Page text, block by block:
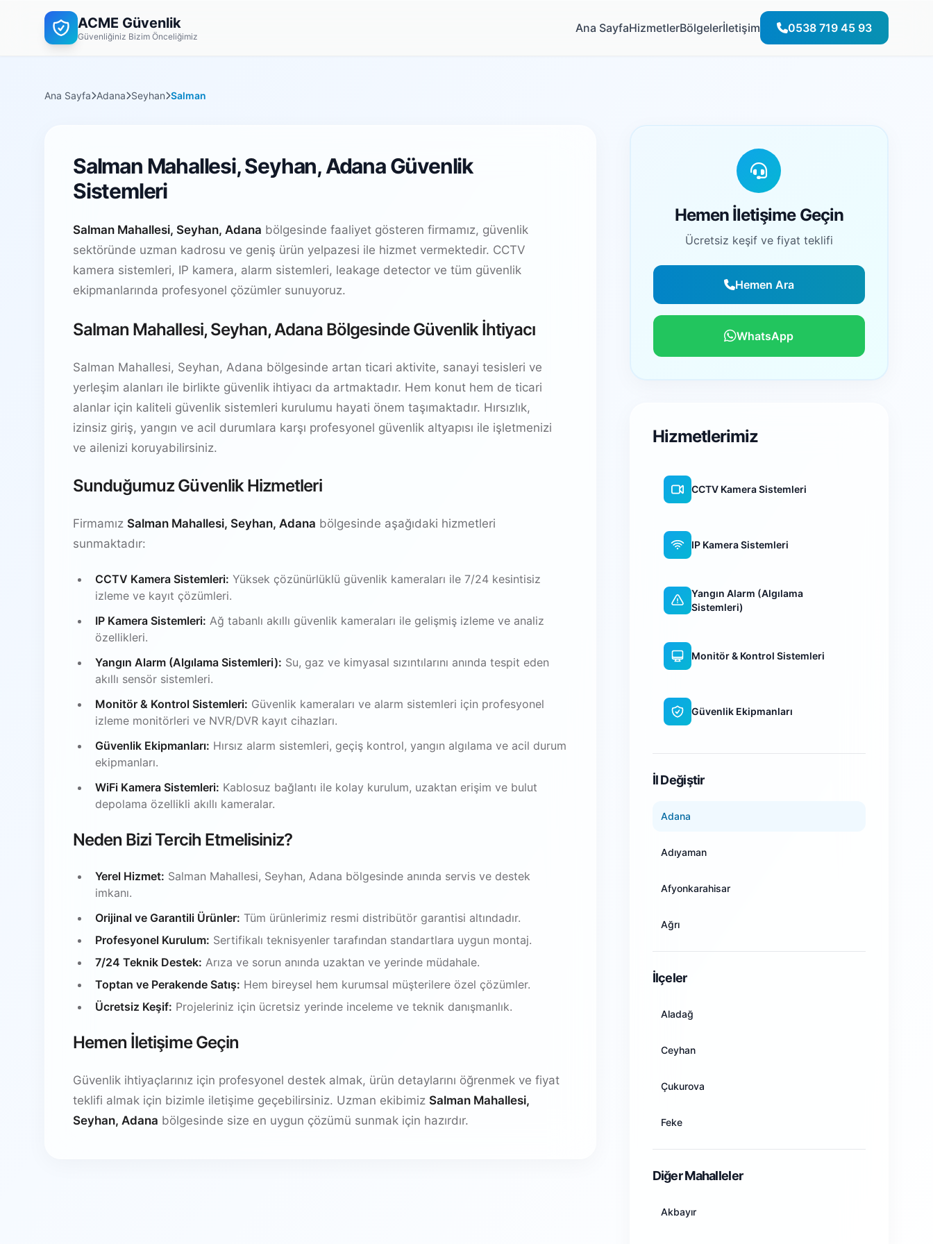
ACME Güvenlik
Güvenliğiniz Bizim Önceliğimiz
Ana SayfaHizmetlerBölgelerİletişim 0538 719 45 93
Ana Sayfa Adana Seyhan Salman
Salman Mahallesi, Seyhan, Adana Güvenlik
Sistemleri
Salman Mahallesi, Seyhan, Adana bölgesinde faaliyet gösteren firmamız, güvenlik
sektöründe uzman kadrosu ve geniş ürün yelpazesi ile hizmet vermektedir. CCTV
kamera sistemleri, IP kamera, alarm sistemleri, leakage detector ve tüm güvenlik
ekipmanlarında profesyonel çözümler sunuyoruz.
Salman Mahallesi, Seyhan, Adana Bölgesinde Güvenlik İhtiyacı
Salman Mahallesi, Seyhan, Adana bölgesinde artan ticari aktivite, sanayi tesisleri ve
yerleşim alanları ile birlikte güvenlik ihtiyacı da artmaktadır. Hem konut hem de ticari
alanlar için kaliteli güvenlik sistemleri kurulumu hayati önem taşımaktadır. Hırsızlık,
izinsiz giriş, yangın ve acil durumlara karşı profesyonel güvenlik altyapısı ile işletmenizi
ve ailenizi koruyabilirsiniz.
Sunduğumuz Güvenlik Hizmetleri
Firmamız Salman Mahallesi, Seyhan, Adana bölgesinde aşağıdaki hizmetleri
sunmaktadır:
CCTV Kamera Sistemleri: Yüksek çözünürlüklü güvenlik kameraları ile 7/24 kesintisiz
izleme ve kayıt çözümleri.
IP Kamera Sistemleri: Ağ tabanlı akıllı güvenlik kameraları ile gelişmiş izleme ve analiz
özellikleri.
Yangın Alarm (Algılama Sistemleri): Su, gaz ve kimyasal sızıntılarını anında tespit eden
akıllı sensör sistemleri.
Monitör & Kontrol Sistemleri: Güvenlik kameraları ve alarm sistemleri için profesyonel
izleme monitörleri ve NVR/DVR kayıt cihazları.
Güvenlik Ekipmanları: Hırsız alarm sistemleri, geçiş kontrol, yangın algılama ve acil durum
ekipmanları.
WiFi Kamera Sistemleri: Kablosuz bağlantı ile kolay kurulum, uzaktan erişim ve bulut
depolama özellikli akıllı kameralar.
Neden Bizi Tercih Etmelisiniz?
Yerel Hizmet: Salman Mahallesi, Seyhan, Adana bölgesinde anında servis ve destek
imkanı.
Orijinal ve Garantili Ürünler: Tüm ürünlerimiz resmi distribütör garantisi altındadır.
Profesyonel Kurulum: Sertifikalı teknisyenler tarafından standartlara uygun montaj.
7/24 Teknik Destek: Arıza ve sorun anında uzaktan ve yerinde müdahale.
Toptan ve Perakende Satış: Hem bireysel hem kurumsal müşterilere özel çözümler.
Ücretsiz Keşif: Projeleriniz için ücretsiz yerinde inceleme ve teknik danışmanlık.
Hemen İletişime Geçin
Güvenlik ihtiyaçlarınız için profesyonel destek almak, ürün detaylarını öğrenmek ve fiyat
teklifi almak için bizimle iletişime geçebilirsiniz. Uzman ekibimiz Salman Mahallesi,
Seyhan, Adana bölgesinde size en uygun çözümü sunmak için hazırdır.
Hemen İletişime Geçin
Ücretsiz keşif ve fiyat teklifi
Hemen Ara
WhatsApp
Hizmetlerimiz
CCTV Kamera Sistemleri
IP Kamera Sistemleri
Yangın Alarm (Algılama
Sistemleri)
Monitör & Kontrol Sistemleri
Güvenlik Ekipmanları
İl Değiştir
Adana
Adıyaman
Afyonkarahisar
Ağrı
Bilecik
Bingöl
İlçeler
Aladağ
Ceyhan
Çukurova
Feke
Diğer Mahalleler
Akbayır